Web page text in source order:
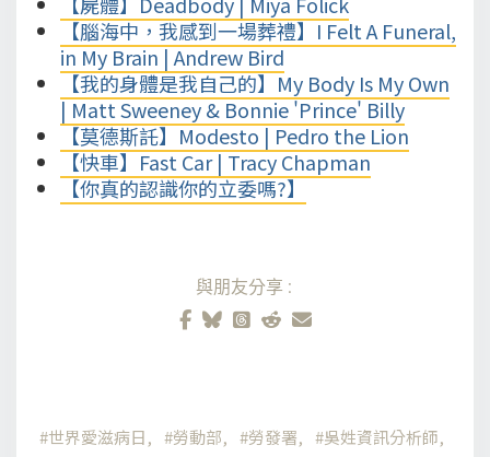
【腦海中，我感到一場葬禮】I Felt A Funeral,
in My Brain | Andrew Bird
【我的身體是我自己的】My Body Is My Own
| Matt Sweeney & Bonnie 'Prince' Billy
【莫德斯託】Modesto | Pedro the Lion
【快車】Fast Car | Tracy Chapman
【你真的認識你的立委嗎?】
與朋友分享:
世界愛滋病日 勞動部 勞發署
吳姓資訊分析師